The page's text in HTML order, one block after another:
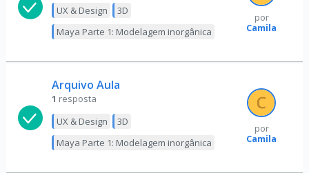
UX & Design
3D
Maya Parte 1: Modelagem inorgânica
por
Camila
Arquivo Aula
1 resposta
UX & Design
3D
Maya Parte 1: Modelagem inorgânica
por
Camila